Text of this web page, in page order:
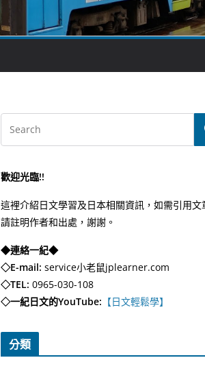
歡迎光臨!!
這裡介紹日文學習及日本相關資訊，如需引用文
請註明作者和出處，謝謝。
◆連絡一紀◆
◇E-mail: service小老鼠jplearner.com
◇TEL: 0965-030-108
◇一紀日文的YouTube: 【日文輕鬆學】
分類